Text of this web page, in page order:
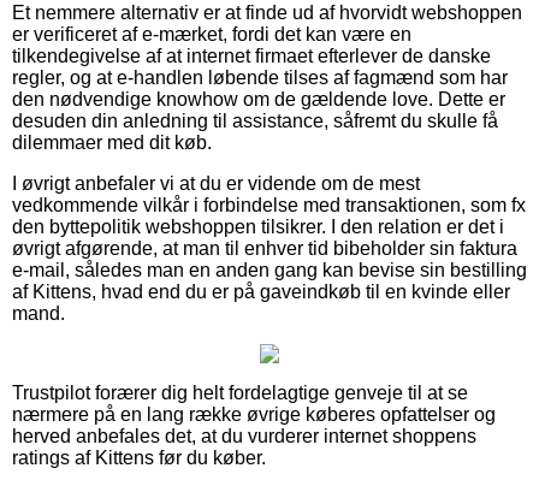
Et nemmere alternativ er at finde ud af hvorvidt webshoppen
er verificeret af e-mærket, fordi det kan være en
tilkendegivelse af at internet firmaet efterlever de danske
regler, og at e-handlen løbende tilses af fagmænd som har
den nødvendige knowhow om de gældende love. Dette er
desuden din anledning til assistance, såfremt du skulle få
dilemmaer med dit køb.
I øvrigt anbefaler vi at du er vidende om de mest
vedkommende vilkår i forbindelse med transaktionen, som fx
den byttepolitik webshoppen tilsikrer. I den relation er det i
øvrigt afgørende, at man til enhver tid bibeholder sin faktura
e-mail, således man en anden gang kan bevise sin bestilling
af Kittens, hvad end du er på gaveindkøb til en kvinde eller
mand.
Trustpilot forærer dig helt fordelagtige genveje til at se
nærmere på en lang række øvrige køberes opfattelser og
herved anbefales det, at du vurderer internet shoppens
ratings af Kittens før du køber.